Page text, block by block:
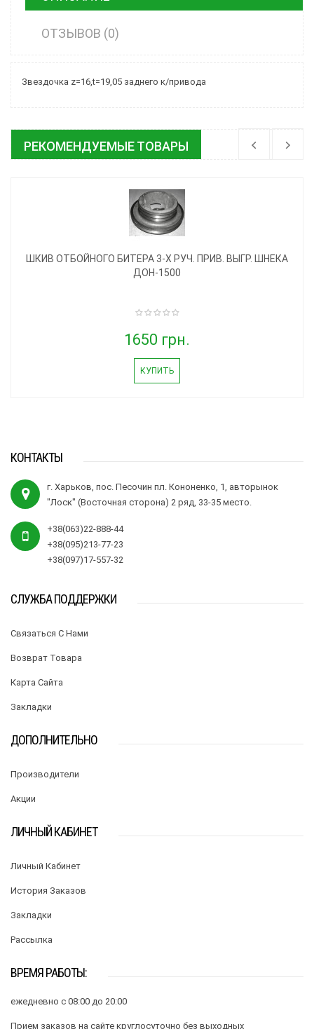
ОТЗЫВОВ (0)
Звездочка z=16,t=19,05 заднего к/привода
РЕКОМЕНДУЕМЫЕ ТОВАРЫ
ШКИВ ОТБОЙНОГО БИТЕРА 3-Х РУЧ. ПРИВ. ВЫГР. ШНЕКА
ДОН-1500
1650 грн.
КУПИТЬ
КОНТАКТЫ
г. Харьков, пос. Песочин пл. Кононенко, 1, авторынок
"Лоск" (Восточная сторона) 2 ряд, 33-35 место.
+38(063)22-888-44
+38(095)213-77-23
+38(097)17-557-32
СЛУЖБА ПОДДЕРЖКИ
Связаться С Нами
Возврат Товара
Карта Сайта
Закладки
ДОПОЛНИТЕЛЬНО
Производители
Акции
ЛИЧНЫЙ КАБИНЕТ
Личный Кабинет
История Заказов
Закладки
Рассылка
ВРЕМЯ РАБОТЫ:
ежедневно с 08:00 до 20:00
Прием заказов на сайте круглосуточно без выходных